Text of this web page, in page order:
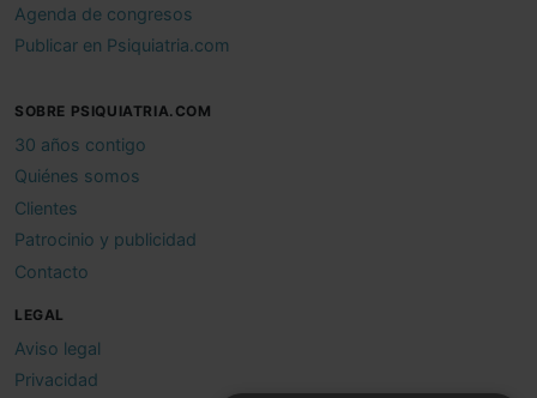
Agenda de congresos
Publicar en Psiquiatria.com
SOBRE PSIQUIATRIA.COM
30 años contigo
Quiénes somos
Clientes
Patrocinio y publicidad
Contacto
LEGAL
Aviso legal
Privacidad